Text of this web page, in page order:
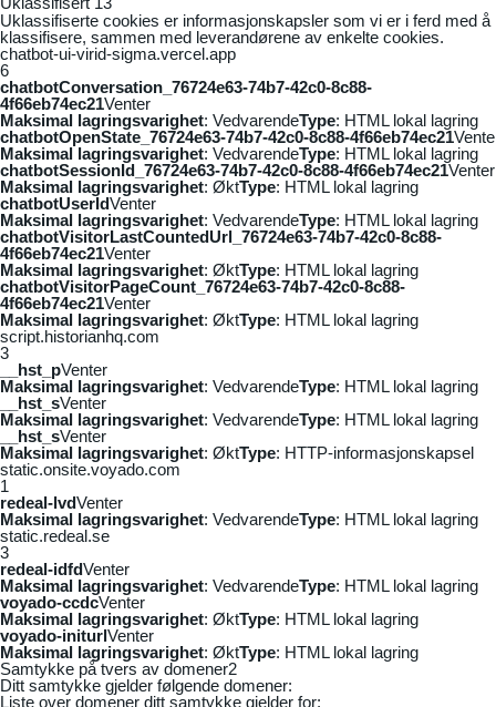
Uklassifiserte cookies er informasjonskapsler som vi er i ferd med å
klassifisere, sammen med leverandørene av enkelte cookies.
chatbot-ui-virid-sigma.vercel.app
6
chatbotConversation_76724e63-74b7-42c0-8c88-
4f66eb74ec21Venter
Maksimal lagringsvarighet: VedvarendeType: HTML lokal lagring
chatbotOpenState_76724e63-74b7-42c0-8c88-4f66eb74ec21
Maksimal lagringsvarighet: VedvarendeType: HTML lokal lagring
chatbotSessionId_76724e63-74b7-42c0-8c88-4f66eb74ec21Venter
Maksimal lagringsvarighet: ØktType: HTML lokal lagring
chatbotUserIdVenter
Maksimal lagringsvarighet: VedvarendeType: HTML lokal lagring
chatbotVisitorLastCountedUrl_76724e63-74b7-42c0-8c88-
4f66eb74ec21Venter
Maksimal lagringsvarighet: ØktType: HTML lokal lagring
chatbotVisitorPageCount_76724e63-74b7-42c0-8c88-
4f66eb74ec21Venter
Maksimal lagringsvarighet: ØktType: HTML lokal lagring
script.historianhq.com
3
__hst_pVenter
Maksimal lagringsvarighet: VedvarendeType: HTML lokal lagring
__hst_sVenter
Maksimal lagringsvarighet: VedvarendeType: HTML lokal lagring
__hst_sVenter
Maksimal lagringsvarighet: ØktType: HTTP-informasjonskapsel
static.onsite.voyado.com
1
redeal-lvdVenter
Maksimal lagringsvarighet: VedvarendeType: HTML lokal lagring
static.redeal.se
3
redeal-idfdVenter
Maksimal lagringsvarighet: VedvarendeType: HTML lokal lagring
voyado-ccdcVenter
Maksimal lagringsvarighet: ØktType: HTML lokal lagring
voyado-initurlVenter
Maksimal lagringsvarighet: ØktType: HTML lokal lagring
Samtykke på tvers av domener2
Ditt samtykke gjelder følgende domener:
Liste over domener ditt samtykke gjelder for: